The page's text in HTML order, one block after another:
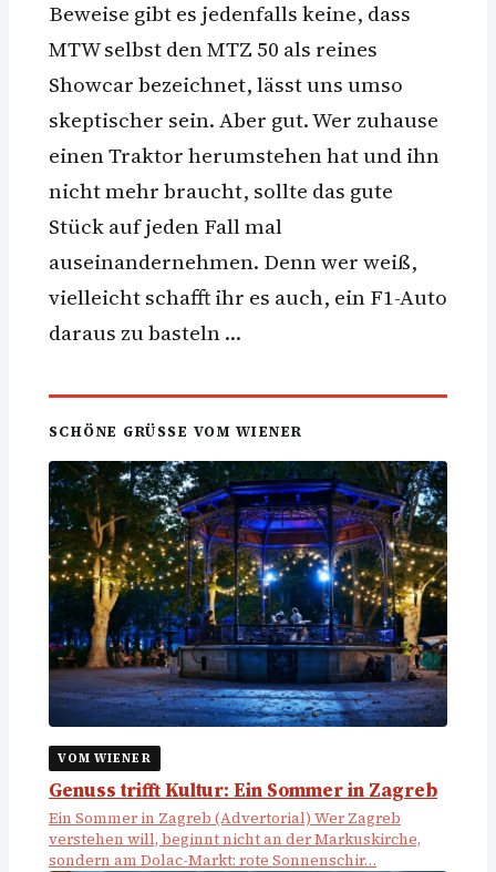
Beweise gibt es jedenfalls keine, dass
MTW selbst den MTZ 50 als reines
Showcar bezeichnet, lässt uns umso
skeptischer sein. Aber gut. Wer zuhause
einen Traktor herumstehen hat und ihn
nicht mehr braucht, sollte das gute
Stück auf jeden Fall mal
auseinandernehmen. Denn wer weiß,
vielleicht schafft ihr es auch, ein F1-Auto
daraus zu basteln …
SCHÖNE GRÜSSE VOM WIENER
VOM WIENER
Genuss trifft Kultur: Ein Sommer in Zagreb
Ein Sommer in Zagreb (Advertorial) Wer Zagreb
verstehen will, beginnt nicht an der Markuskirche,
sondern am Dolac-Markt: rote Sonnenschir…